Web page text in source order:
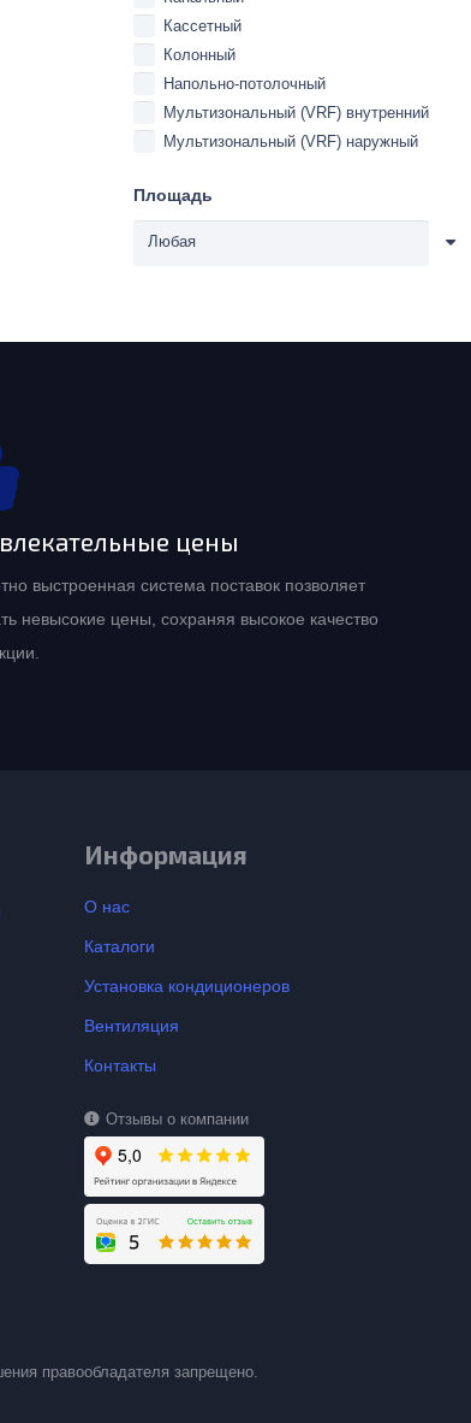
Кассетный
Колонный
Напольно-потолочный
Мультизональный (VRF) внутренний
Мультизональный (VRF) наружный
Площадь
цены
выстроенная система поставок позволяет
невысокие цены, сохраняя высокое качество
Информация
О нас
Каталоги
Установка кондиционеров
Вентиляция
Контакты
Отзывы о компании
правообладателя запрещено.